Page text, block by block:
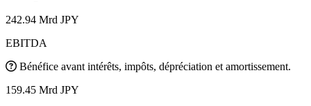
242.94 Mrd JPY
EBITDA
Bénéfice avant intérêts, impôts, dépréciation et amortissement.
159.45 Mrd JPY